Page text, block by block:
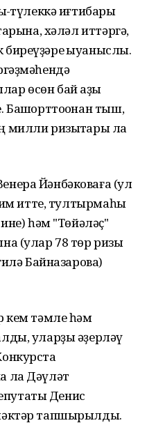
түлеккә иғтибары
хәләл иттәргә,
ҡыуаныслы.
өсөн бай аҙыҡ
Башҡорттоҡонан тыш,
милли ризыҡтары ла
Йәнбәковаға (ул
итте, тултырмаһы
һәм "Төйәләҫ"
(улар 78 төр ризыҡ
Байназарова)
кем тәмле һәм
уларҙы әҙерләү
ла Дәүләт
Денис
тапшырылды.